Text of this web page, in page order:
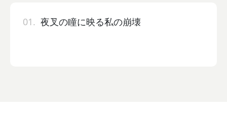
01. 夜叉の瞳に映る私の崩壊